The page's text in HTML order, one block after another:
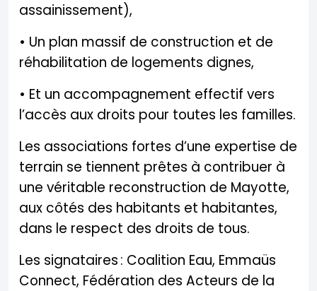
assainissement),
• Un plan massif de construction et de
réhabilitation de logements dignes,
• Et un accompagnement effectif vers
l’accès aux droits pour toutes les familles.
Les associations fortes d’une expertise de
terrain se tiennent prêtes à contribuer à
une véritable reconstruction de Mayotte,
aux côtés des habitants et habitantes,
dans le respect des droits de tous.
Les signataires : Coalition Eau, Emmaüs
Connect, Fédération des Acteurs de la